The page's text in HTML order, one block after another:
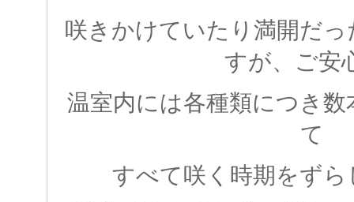
咲きかけていたり満開だ
すが、ご安
温室内には各種類につき
て
すべて咲く時期をず